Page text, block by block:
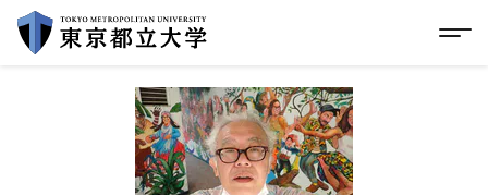
グローバルメニューにスキップ メ